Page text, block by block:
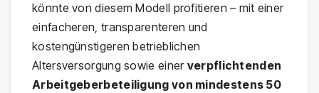
könnte von diesem Modell profitieren – mit einer
einfacheren, transparenteren und
kostengünstigeren betrieblichen
Altersversorgung sowie einer verpflichtenden
Arbeitgeberbeteiligung von mindestens 50